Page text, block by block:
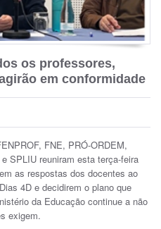
os professores,
em conformidade
FNE, PRÓ-ORDEM,
SPLIU reuniram esta terça-feira
as respostas dos docentes ao
4D e decidirem o plano que
da Educação continue a não
exigem.